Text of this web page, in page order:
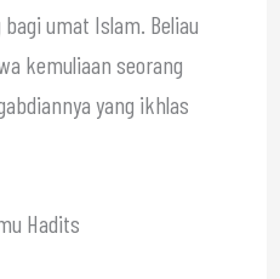
umat Islam. Beliau
kemuliaan seorang
yang ikhlas
Hadits